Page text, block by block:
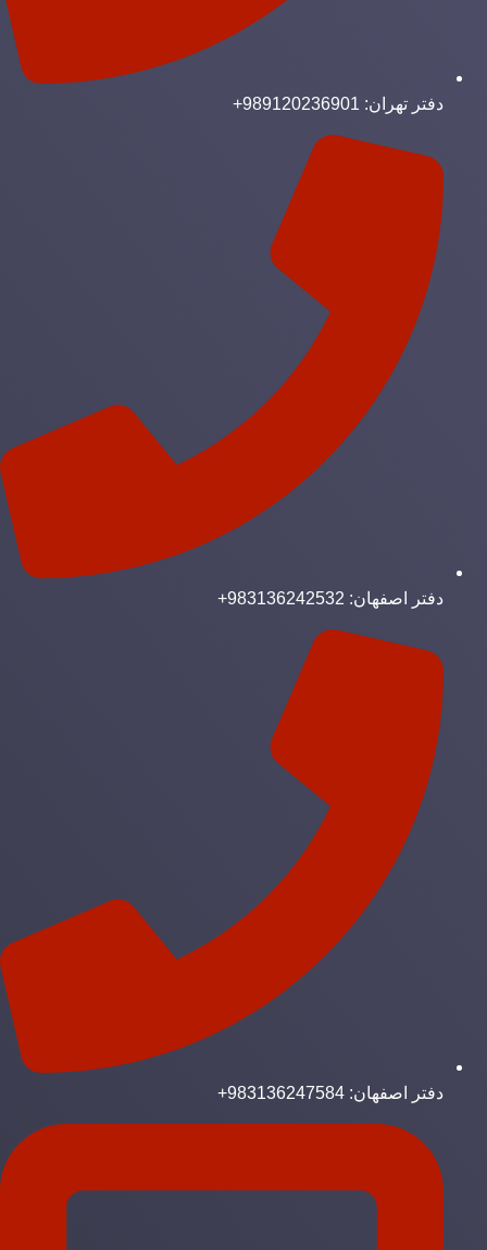
دفتر تهران: 989120236901+
دفتر اصفهان: 983136242532+
دفتر اصفهان: 983136247584+